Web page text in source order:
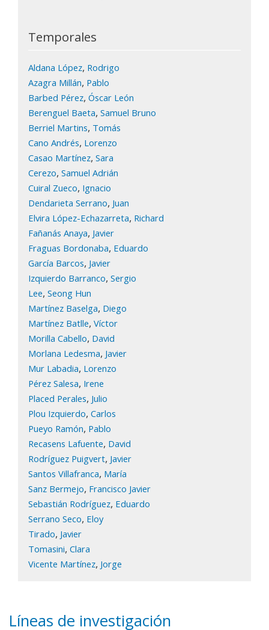
Temporales
Aldana López, Rodrigo
Azagra Millán, Pablo
Barbed Pérez,Óscar León
Berenguel Baeta,Samuel Bruno
Berriel Martins, Tomás
Cano Andrés, Lorenzo
Casao Martínez,Sara
Cerezo,Samuel Adrián
Cuiral Zueco, Ignacio
Dendarieta Serrano, Juan
Elvira López-Echazarreta, Richard
Fañanás Anaya, Javier
Fraguas Bordonaba, Eduardo
García Barcos, Javier
Izquierdo Barranco,Sergio
Lee,Seong Hun
Martínez Baselga, Diego
Martínez Batlle,Víctor
Morilla Cabello, David
Morlana Ledesma, Javier
Mur Labadia, Lorenzo
Pérez Salesa, Irene
Placed Perales, Julio
Plou Izquierdo,Carlos
Pueyo Ramón, Pablo
Recasens Lafuente, David
Rodríguez Puigvert, Javier
Santos Villafranca, María
Sanz Bermejo, Francisco Javier
Sebastián Rodríguez, Eduardo
Serrano Seco, Eloy
Tirado, Javier
Tomasini,Clara
Vicente Martínez, Jorge
Líneas de investigación